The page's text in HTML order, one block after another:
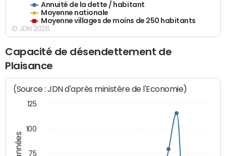
Annuité de la dette / habitant
Moyenne nationale
Moyenne villages de moins de 250 habitants
© JDN 2026
Capacité de désendettement de
Plaisance
(Source : JDN d'après ministère de l'Economie)
75
100
125